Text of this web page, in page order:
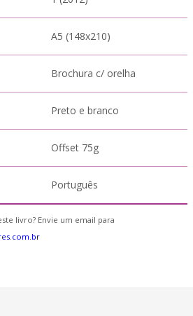
A5 (148x210)
Brochura c/ orelha
Preto e branco
Offset 75g
Português
livro? Envie um email para